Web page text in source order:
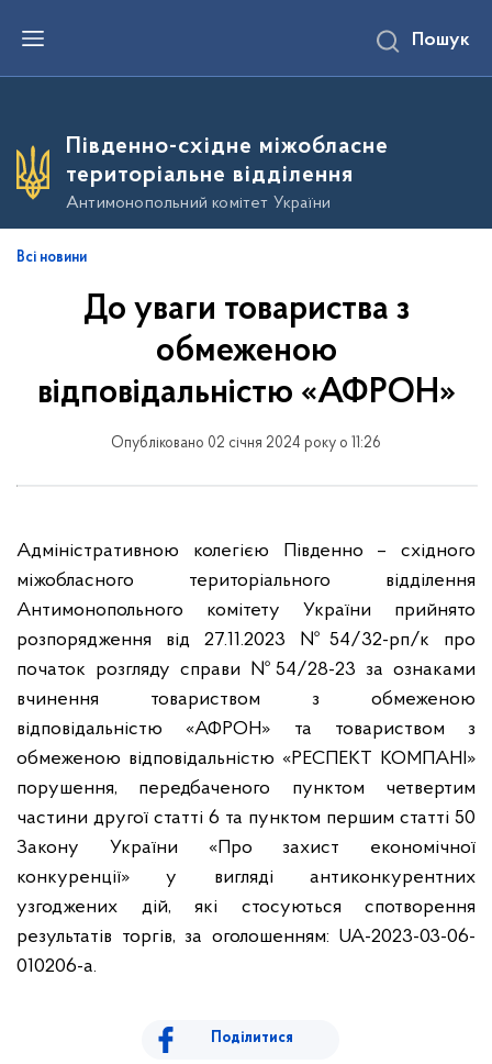
е
о
о
в
Пошук
Південно-східне міжобласне
територіальне відділення
Антимонопольний комітет України
Всі новини
До уваги товариства з
обмеженою
відповідальністю «АФРОН»
Опубліковано 02 січня 2024 року о 11:26
Адміністративною колегією Південно – східного
міжобласного територіального відділення
Антимонопольного комітету України прийнято
розпорядження від 27.11.2023 №54/32-рп/к про
початок розгляду справи №54/28-23 за ознаками
вчинення товариством з обмеженою
відповідальністю «АФРОН» та товариством з
обмеженою відповідальністю «РЕСПЕКТ КОМПАНІ»
порушення, передбаченого пунктом четвертим
частини другої статті 6 та пунктом першим статті 50
Закону України «Про захист економічної
конкуренції» у вигляді антиконкурентних
узгоджених дій, які стосуються спотворення
результатів торгів, за оголошенням: UA-2023-03-06-
010206-а.
Поділитися